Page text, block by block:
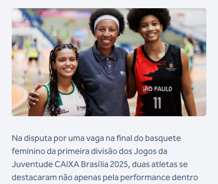
Na disputa por uma vaga na final do basquete
feminino da primeira divisão dos Jogos da
Juventude CAIXA Brasília 2025, duas atletas se
destacaram não apenas pela performance dentro